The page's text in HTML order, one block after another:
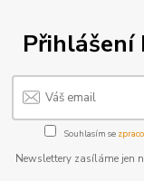
Souhlasím se
Newslettery zasíláme jen